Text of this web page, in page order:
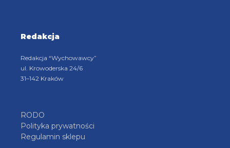
Redakcja
Redakcja “Wychowawcy”
ul. Krowoderska 24/6
31–142 Kraków
RODO
Polityka prywatności
Regulamin sklepu